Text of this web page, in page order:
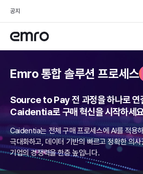
공지
Emro 통합 솔루션 프로세스
Source to Pay 전 과정을 하나로 연
Caidentia로 구매 혁신을 시작하세
Caidentia는 전체 구매 프로세스에 AI를 적용
극대화하고, 데이터 기반의 빠르고 정확한 의
기업의 경쟁력을 한층 높입니다.